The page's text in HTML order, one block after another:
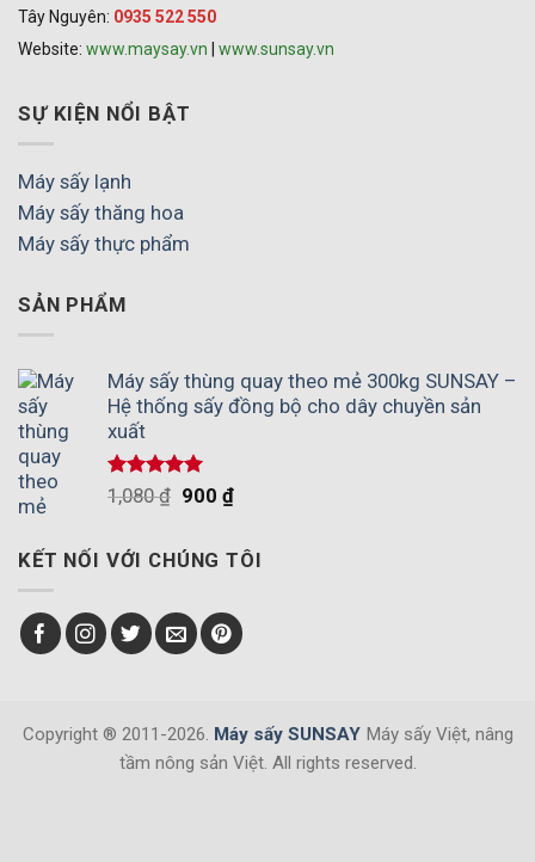
Tây Nguyên: 0935 522 550
Website: www.maysay.vn www.sunsay.vn
SỰ KIỆN NỔI BẬT
Máy sấy lạnh
Máy sấy thăng hoa
Máy sấy thực phẩm
SẢN PHẨM
Máy sấy thùng quay theo mẻ 300kg SUNSAY –
Hệ thống sấy đồng bộ cho dây chuyền sản
xuất
Được xếp
hạng
5.00
1,080₫ 900₫
KẾT NỐI VỚI CHÚNG TÔI
Copyright ® 2011-2026. Máy sấy SUNSAYMáy sấy Việt, nâng
tầm nông sản Việt. All rights reserved.